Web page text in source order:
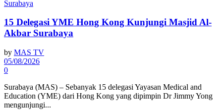
15 Delegasi YME Hong Kong Kunjungi Masjid Al-
Akbar Surabaya
by MAS TV
05/08/2026
0
Surabaya (MAS) – Sebanyak 15 delegasi Yayasan Medical and
Education (YME) dari Hong Kong yang dipimpin Dr Jimmy Yong
mengunjungi...